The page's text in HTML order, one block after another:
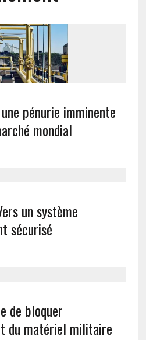
pénurie imminente
mondial
un système
sécurisé
de bloquer
du matériel militaire